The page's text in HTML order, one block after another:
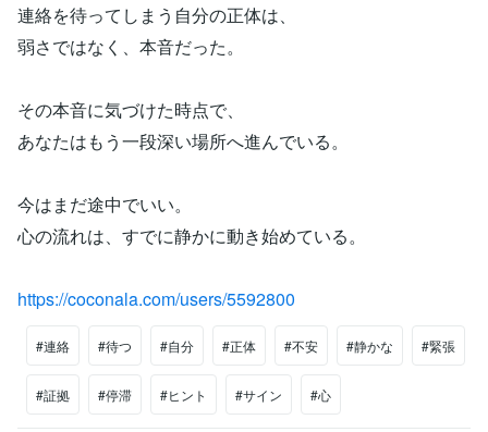
連絡を待ってしまう自分の正体は、
弱さではなく、本音だった。
その本音に気づけた時点で、
あなたはもう一段深い場所へ進んでいる。
今はまだ途中でいい。
心の流れは、すでに静かに動き始めている。
https://coconala.com/users/5592800
#連絡 #待つ #自分 #正体 #不安 #静かな #緊張
#証拠 #停滞 #ヒント #サイン #心